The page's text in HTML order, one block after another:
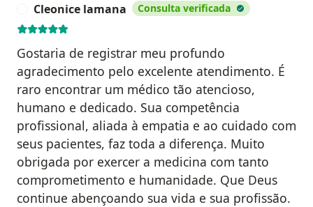
Cleonice lamana Consulta verificada
Gostaria de registrar meu profundo
agradecimento pelo excelente atendimento. É
raro encontrar um médico tão atencioso,
humano e dedicado. Sua competência
profissional, aliada à empatia e ao cuidado com
seus pacientes, faz toda a diferença. Muito
obrigada por exercer a medicina com tanto
comprometimento e humanidade. Que Deus
continue abençoando sua vida e sua profissão.